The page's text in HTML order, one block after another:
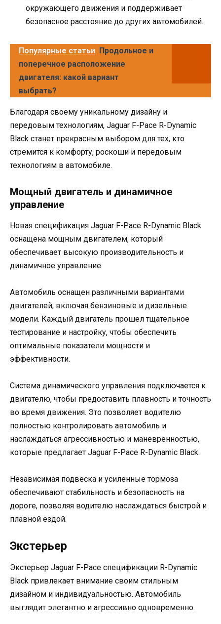
окружающего движения и поддерживает
безопасное расстояние до других автомобилей.
Популярные статьи Продольное и
поперечное расположение
двигателя: какой вариант
выбрать?
Благодаря своему уникальному дизайну и
передовым технологиям, Jaguar F-Pace R-Dynamic
Black станет прекрасным выбором для тех, кто
стремится к комфорту, роскоши и передовым
технологиям в автомобиле.
Мощный двигатель и динамичное
управление
Новая спецификация Jaguar F-Pace R-Dynamic Black
оснащена мощным двигателем, который
обеспечивает высокую производительность и
динамичное управление.
Автомобиль оснащен различными вариантами
двигателей, включая бензиновые и дизельные
модели. Каждый двигатель прошел тщательное
тестирование и настройку, чтобы обеспечить
оптимальные показатели мощности и
эффективности.
Система динамического управления подключается к
двигателю, чтобы предоставить плавность и точность
во время движения. Это позволяет водителю
полностью контролировать автомобиль и
наслаждаться агрессивностью и маневренностью,
которые предлагает Jaguar F-Pace R-Dynamic Black.
Независимая подвеска и усиленные тормоза
обеспечивают стабильность и безопасность на
дороге, позволяя водителю наслаждаться быстрой и
плавной ездой.
Экстерьер
Экстерьер Jaguar F-Pace спецификации R-Dynamic
Black привлекает внимание своим стильным
дизайном и индивидуальностью. Автомобиль
выглядит элегантно и агрессивно одновременно.